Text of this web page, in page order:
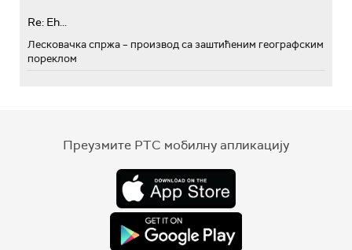
Re: Eh...
Лесковачка спржа – производ са заштићеним географским
пореклом
Преузмите РТС мобилну апликацију